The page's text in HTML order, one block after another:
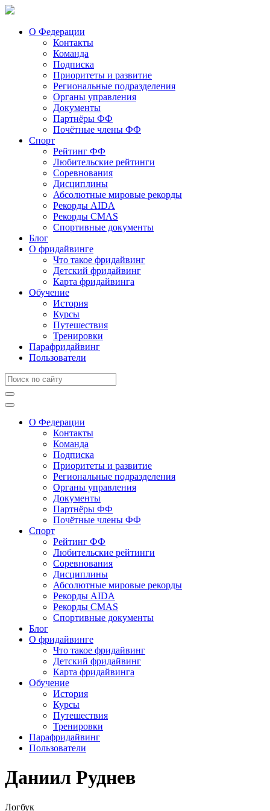
О Федерации
Контакты
Команда
Подписка
Приоритеты и развитие
Региональные подразделения
Органы управления
Документы
Партнёры ФФ
Почётные члены ФФ
Спорт
Рейтинг ФФ
Любительские рейтинги
Соревнования
Дисциплины
Абсолютные мировые рекорды
Рекорды AIDA
Рекорды CMAS
Спортивные документы
Блог
О фридайвинге
Что такое фридайвинг
Детский фридайвинг
Карта фридайвинга
Обучение
История
Курсы
Путешествия
Тренировки
Парафридайвинг
Пользователи
О Федерации
Контакты
Команда
Подписка
Приоритеты и развитие
Региональные подразделения
Органы управления
Документы
Партнёры ФФ
Почётные члены ФФ
Спорт
Рейтинг ФФ
Любительские рейтинги
Соревнования
Дисциплины
Абсолютные мировые рекорды
Рекорды AIDA
Рекорды CMAS
Спортивные документы
Блог
О фридайвинге
Что такое фридайвинг
Детский фридайвинг
Карта фридайвинга
Обучение
История
Курсы
Путешествия
Тренировки
Парафридайвинг
Пользователи
Даниил Руднев
Логбук